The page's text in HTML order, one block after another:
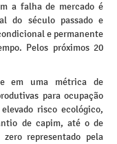
a falha de mercado é
do século passado e
e permanente
Pelos próximos 20
em uma métrica de
para ocupação
risco ecológico,
de capim, até o de
representado pela